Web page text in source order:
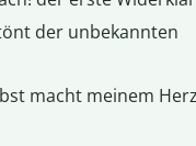
der unbekannten
macht meinem